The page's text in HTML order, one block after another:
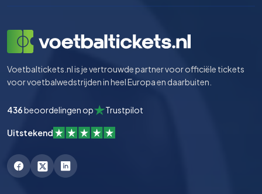
Voetbaltickets.nl is je vertrouwde partner voor officiële tickets
voor voetbalwedstrijden in heel Europa en daarbuiten.
436beoordelingen op Trustpilot
Uitstekend